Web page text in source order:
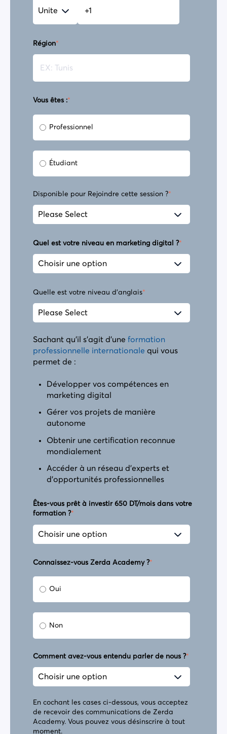
Région*
Vous êtes :*
Professionnel
Étudiant
Disponible pour Rejoindre cette session ?*
Quel est votre niveau en marketing digital ?*
Quelle est votre niveau d'anglais*
Sachant qu'il s'agit d'une formation
professionnelle internationale qui vous
permet de :
Développer vos compétences en
marketing digital
Gérer vos projets de manière
autonome
Obtenir une certification reconnue
mondialement
Accéder à un réseau d'experts et
d'opportunités professionnelles
Êtes-vous prêt à investir 650 DT/mois dans votre
formation ?*
Connaissez-vous Zerda Academy ?*
Oui
Non
Comment avez-vous entendu parler de nous ?*
En cochant les cases ci-dessous, vous acceptez
de recevoir des communications de Zerda
Academy. Vous pouvez vous désinscrire à tout
moment.